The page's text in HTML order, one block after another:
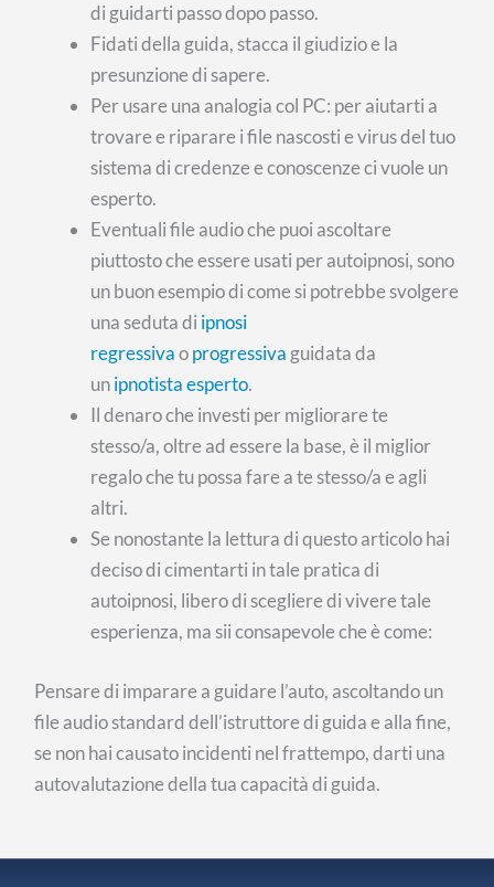
di guidarti passo dopo passo.
Fidati della guida, stacca il giudizio e la
presunzione di sapere.
Per usare una analogia col PC: per aiutarti a
trovare e riparare i file nascosti e virus del tuo
sistema di credenze e conoscenze ci vuole un
esperto.
Eventuali file audio che puoi ascoltare
piuttosto che essere usati per autoipnosi, sono
un buon esempio di come si potrebbe svolgere
una seduta di ipnosi
regressivaoprogressiva guidata da
unipnotista esperto.
Il denaro che investi per migliorare te
stesso/a, oltre ad essere la base, è il miglior
regalo che tu possa fare a te stesso/a e agli
altri.
Se nonostante la lettura di questo articolo hai
deciso di cimentarti in tale pratica di
autoipnosi, libero di scegliere di vivere tale
esperienza, ma sii consapevole che è come:
Pensare di imparare a guidare l’auto, ascoltando un
file audio standard dell’istruttore di guida e alla fine,
se non hai causato incidenti nel frattempo, darti una
autovalutazione della tua capacità di guida.